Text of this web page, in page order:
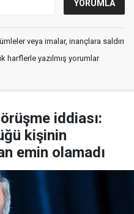
veya imalar, inançlara saldırı
harflerle yazılmış yorumlar
iddiası:
kişinin
emin olamadı